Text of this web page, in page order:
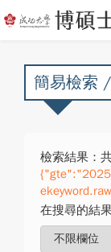
簡易檢索
檢索結果：
在搜尋的結